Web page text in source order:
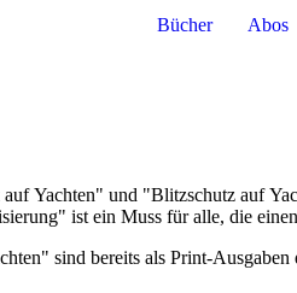
Bücher Abos
Yachten" und "Blitzschutz auf
ist ein Muss für alle, die
sind bereits als Print-